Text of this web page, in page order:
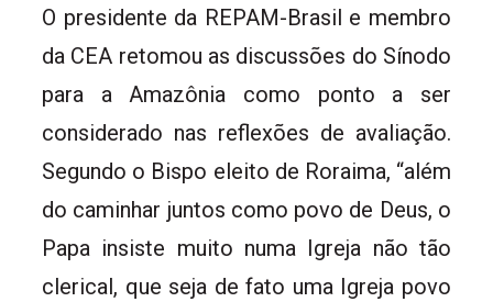
O presidente da REPAM-Brasil e membro
da CEA retomou as discussões do Sínodo
para a Amazônia como ponto a ser
considerado nas reflexões de avaliação.
Segundo o Bispo eleito de Roraima, “além
do caminhar juntos como povo de Deus, o
Papa insiste muito numa Igreja não tão
clerical, que seja de fato uma Igreja povo